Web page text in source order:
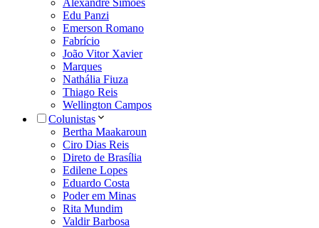
Edu Panzi
Emerson Romano
Fabrício
João Vitor Xavier
Marques
Nathália Fiuza
Thiago Reis
Wellington Campos
Colunistas
Bertha Maakaroun
Ciro Dias Reis
Direto de Brasília
Edilene Lopes
Eduardo Costa
Poder em Minas
Rita Mundim
Valdir Barbosa